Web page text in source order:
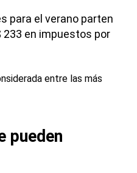
para el verano parten
233 en impuestos por
entre las más
pueden